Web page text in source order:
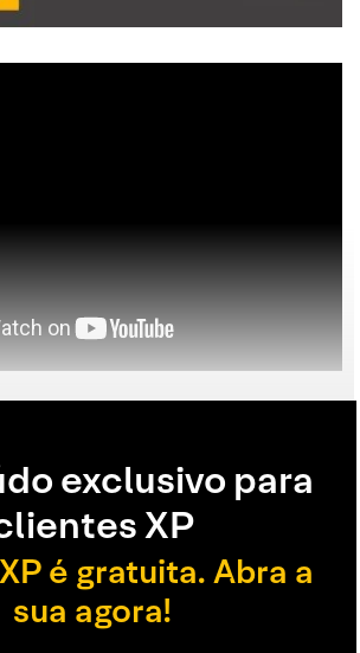
exclusivo para
XP
é gratuita. Abra a
sua agora!